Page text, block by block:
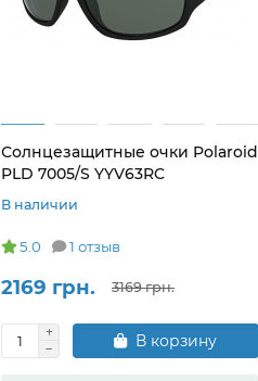
Солнцезащитные очки Polaroid
PLD 7005/S YYV63RC
В наличии
5.0 1 отзыв
2169 грн. 3169 грн.
В корзину